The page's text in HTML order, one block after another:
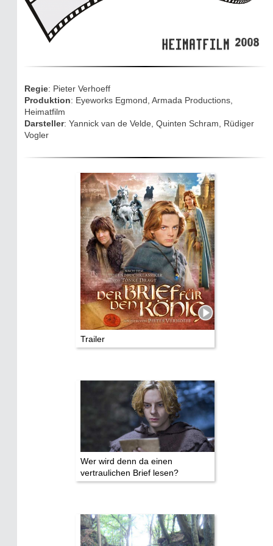
Eifelkarte:
Drehorte & Tatorte
Eifelkrimi: Keine Gutenachtgeschichte
TV & Kino
Die Stars:
Wer hat wo gedreht?
Mediathek
Impressum
Datenschutz
2008
Regie: Pieter Verhoeff
Produktion: Eyeworks Egmond, Armada Productions,
Heimatfilm
Darsteller: Yannick van de Velde, Quinten Schram, Rüdiger
Vogler
Trailer
Wer wird denn da einen
vertraulichen Brief lesen?